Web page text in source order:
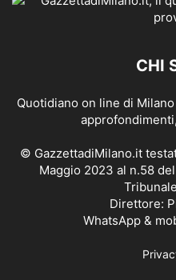
CHI
Quotidiano on line di
© GazzettadiMilano.it
Maggio 2023 al n.58
Direttore:
WhatsApp &